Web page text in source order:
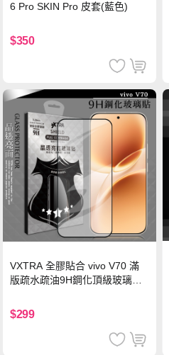
6 Pro SKIN Pro 皮套(藍色)
$350
VXTRA 全膠貼合 vivo V70 滿
版疏水疏油9H鋼化頂級玻璃貼
$299